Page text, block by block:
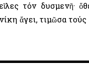
τόν δυσμενῆ·
ἄγει, τιμῶσα τούς